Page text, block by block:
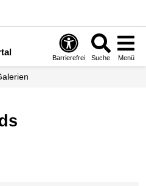
Barrierefrei Suche Menü
Galerien